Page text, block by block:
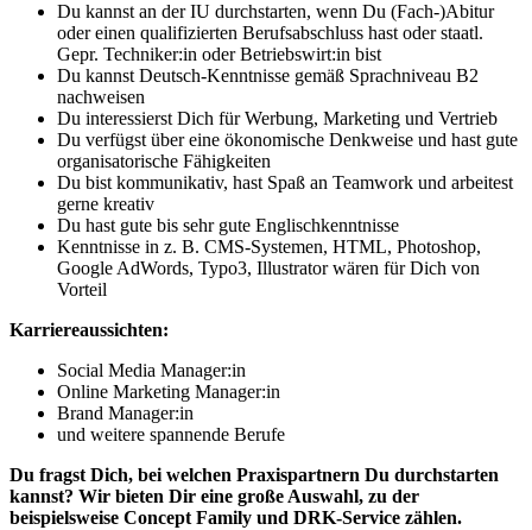
Du kannst an der IU durchstarten, wenn Du (Fach-)Abitur
oder einen qualifizierten Berufsabschluss hast oder staatl.
Gepr. Techniker:in oder Betriebswirt:in bist
Du kannst Deutsch-Kenntnisse gemäß Sprachniveau B2
nachweisen
Du interessierst Dich für Werbung, Marketing und Vertrieb
Du verfügst über eine ökonomische Denkweise und hast gute
organisatorische Fähigkeiten
Du bist kommunikativ, hast Spaß an Teamwork und arbeitest
gerne kreativ
Du hast gute bis sehr gute Englischkenntnisse
Kenntnisse in z. B. CMS-Systemen, HTML, Photoshop,
Google AdWords, Typo3, Illustrator wären für Dich von
Vorteil
Karriereaussichten:
Social Media Manager:in
Online Marketing Manager:in
Brand Manager:in
und weitere spannende Berufe
Du fragst Dich, bei welchen Praxispartnern Du durchstarten
kannst? Wir bieten Dir eine große Auswahl, zu der
beispielsweise Concept Family und DRK-Service zählen.